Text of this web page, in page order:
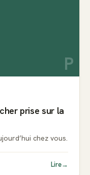
P
prise sur la
chez vous.
Lire→